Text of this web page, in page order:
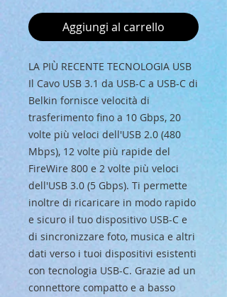
Aggiungi al carrello
LA PIÙ RECENTE TECNOLOGIA USB
Il Cavo USB 3.1 da USB-C a USB-C di
Belkin fornisce velocità di
trasferimento fino a 10 Gbps, 20
volte più veloci dell'USB 2.0 (480
Mbps), 12 volte più rapide del
FireWire 800 e 2 volte più veloci
dell'USB 3.0 (5 Gbps). Ti permette
inoltre di ricaricare in modo rapido
e sicuro il tuo dispositivo USB-C e
di sincronizzare foto, musica e altri
dati verso i tuoi dispositivi esistenti
con tecnologia USB-C. Grazie ad un
connettore compatto e a basso